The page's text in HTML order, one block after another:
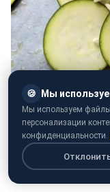
🍪 Мы
Мы используем
персонализации
конфиденциальности.